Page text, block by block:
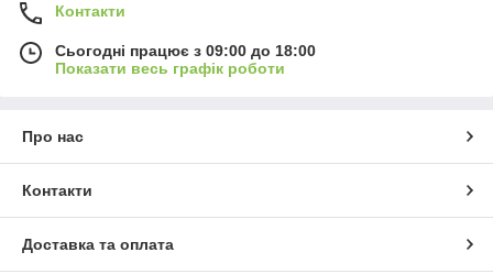
Контакти
Сьогодні працює з 09:00 до 18:00
Показати весь графік роботи
Про нас
Контакти
Доставка та оплата